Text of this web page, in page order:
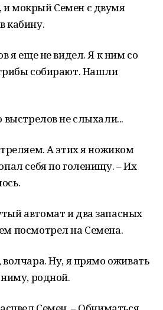
мокрый Семен с двумя
кабину.
я еще не видел. Я к ним со
собирают. Нашли
не слыхали...
А этих я ножиком
себя по голенищу. – Их
автомат и два запасных
посмотрел на Семена.
Ну, я прямо оживать
родной.